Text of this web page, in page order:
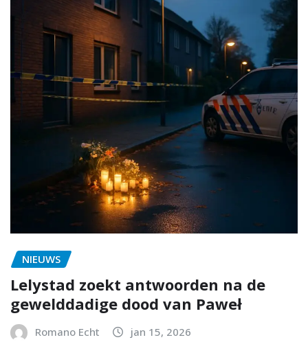
NIEUWS
Lelystad zoekt antwoorden na de
gewelddadige dood van Paweł
Romano Echt jan 15, 2026